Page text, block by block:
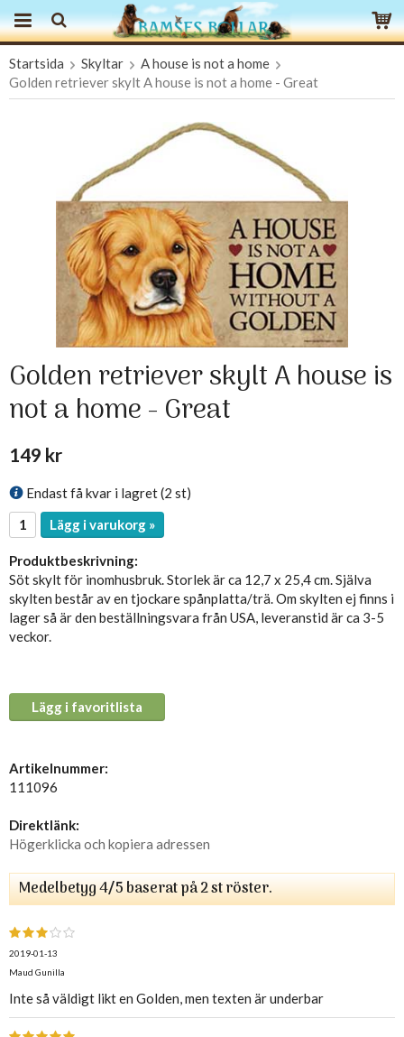
Produkten har blivit tillagd i varukorgen
Startsida Skyltar
A house is not a home
Golden retriever skylt A house is not a home - Great
Golden retriever skylt A house is
not a home - Great
149 kr
Endast få kvar i lagret (2 st)
Lägg i varukorg »
Produktbeskrivning:
Söt skylt för inomhusbruk. Storlek är ca 12,7 x 25,4 cm. Själva
skylten består av en tjockare spånplatta/trä. Om skylten ej finns i
lager så är den beställningsvara från USA, leveranstid är ca 3-5
veckor.
Lägg i favoritlista
Artikelnummer:
111096
Direktlänk:
Högerklicka och kopiera adressen
Medelbetyg4/5 baserat på2st röster.
2019-01-13
Maud Gunilla
Inte så väldigt likt en Golden, men texten är underbar